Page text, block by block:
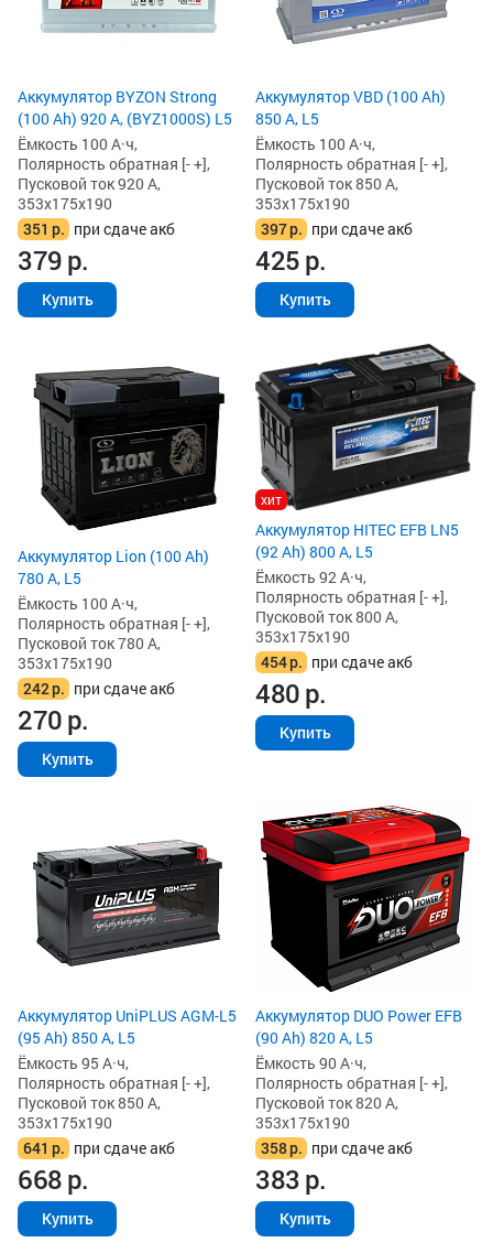
Аккумулятор BYZON Strong
(100 Ah) 920 А, (BYZ1000S) L5
Ёмкость 100 А·ч,
Полярность обратная [- +],
Пусковой ток 920 А,
353x175x190
351 р. при сдаче акб
379р.
Купить
Аккумулятор VBD (100 Ah)
850 А, L5
Ёмкость 100 А·ч,
Полярность обратная [- +],
Пусковой ток 850 А,
353x175x190
397р. при сдаче акб
425р.
Купить
Аккумулятор Lion (100 Ah)
780 А, L5
Ёмкость 100 А·ч,
Полярность обратная [- +],
Пусковой ток 780 А,
353x175x190
242р. при сдаче акб
270р.
Купить
хит
Аккумулятор HITEC EFB LN5
(92 Ah) 800 А, L5
Ёмкость 92 А·ч,
Полярность обратная [- +],
Пусковой ток 800 А,
353x175x190
454р. при сдаче акб
480р.
Купить
Аккумулятор UniPLUS AGM-L5
(95 Ah) 850 А, L5
Ёмкость 95 А·ч,
Полярность обратная [- +],
Пусковой ток 850 А,
353x175x190
641 р. при сдаче акб
668р.
Купить
Аккумулятор DUO Power EFB
(90 Ah) 820 А, L5
Ёмкость 90 А·ч,
Полярность обратная [- +],
Пусковой ток 820 А,
353x175x190
358р. при сдаче акб
383р.
Купить